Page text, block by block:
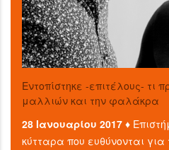
Εντοπίστηκε -επιτέλους- τι
μαλλιών και την φαλάκρα
28 Ιανουαρίου 2017 ♦
κύτταρα που ευθύνονται